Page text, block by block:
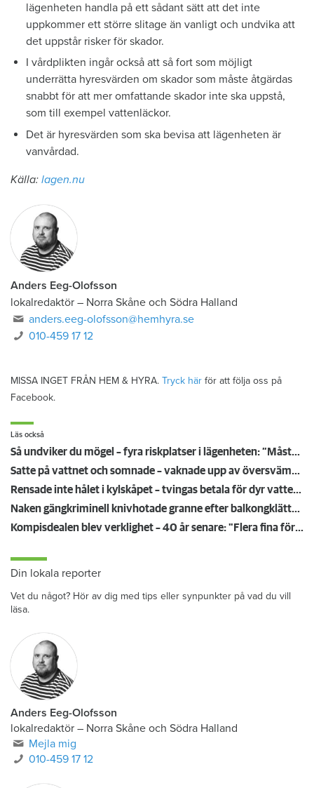
lägenheten handla på ett sådant sätt att det inte
uppkommer ett större slitage än vanligt och undvika att
det uppstår risker för skador.
I vårdplikten ingår också att så fort som möjligt
underrätta hyresvärden om skador som måste åtgärdas
snabbt för att mer omfattande skador inte ska uppstå,
som till exempel vattenläckor.
Det är hyresvärden som ska bevisa att lägenheten är
vanvårdad.
Källa: lagen.nu
Anders Eeg-Olofsson
lokalredaktör – Norra Skåne och Södra Halland
anders.eeg-olofsson@hemhyra.se
010-459 17 12
MISSA INGET FRÅN HEM & HYRA. Tryck här för att följa oss på
Facebook.
Läs också
Så undviker du mögel – fyra riskplatser i lägenheten: ”Måste städa bort”
Satte på vattnet och somnade – vaknade upp av översvämning hos grannen
Rensade inte hålet i kylskåpet – tvingas betala för dyr vattenskada
Naken gängkriminell knivhotade granne efter balkongklättring
Kompisdealen blev verklighet – 40 år senare: "Flera fina fördelar med att dela bostad"
Din lokala reporter
Vet du något? Hör av dig med tips eller synpunkter på vad du vill
läsa.
Anders Eeg-Olofsson
lokalredaktör – Norra Skåne och Södra Halland
Mejla mig
010-459 17 12